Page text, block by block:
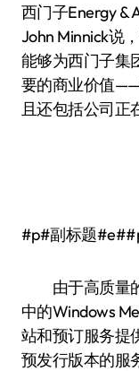
西门子Energy &
John Minnick说
能够为西门子集
要的商业价值
且还包括公司正
#p#副标题
由于高质量的
中的Windows
站和预订服务提
预发行版本的服